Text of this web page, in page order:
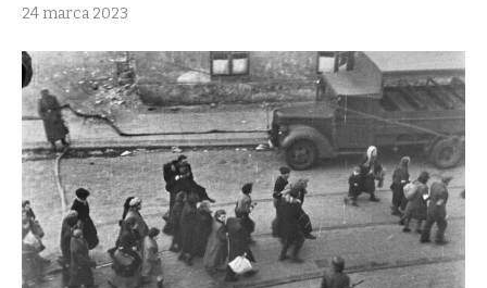
24 marca 2023